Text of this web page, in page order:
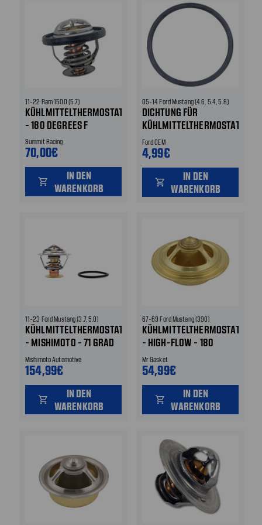
11-22 Ram 1500 (5.7)
KÜHLMITTELTHERMOSTAT
- 180 DEGREES F
Summit Racing
70,00€
shopping_cart
IN DEN
WARENKORB
05-14 Ford Mustang (4.6, 5.4, 5.8)
DICHTUNG FÜR
KÜHLMITTELTHERMOSTAT
- FORD OEM
Ford OEM
4,99€
shopping_cart
IN DEN
WARENKORB
11-23 Ford Mustang (3.7, 5.0)
KÜHLMITTELTHERMOSTAT
- MISHIMOTO - 71 GRAD
CELSIUS
Mishimoto Automotive
154,99€
shopping_cart
IN DEN
WARENKORB
67-69 Ford Mustang (390)
KÜHLMITTELTHERMOSTAT
- HIGH-FLOW - 180
FAHRENHEIT/ 82 CELSIUS
Mr Gasket
54,99€
shopping_cart
IN DEN
WARENKORB